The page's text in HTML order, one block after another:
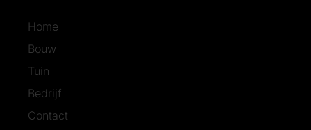
Home
Bouw
Tuin
Bedrijf
Contact